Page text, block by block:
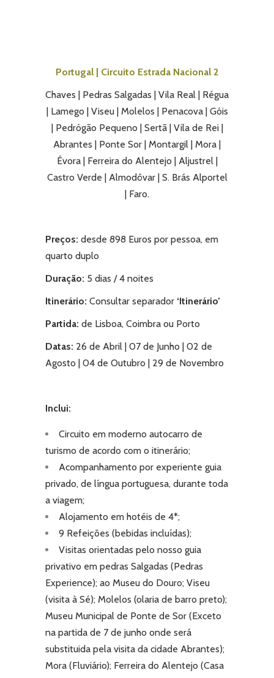
Portugal | Circuito Estrada Nacional 2
Chaves | Pedras Salgadas | Vila Real | Régua
| Lamego | Viseu | Molelos | Penacova | Góis
| Pedrógão Pequeno | Sertã | Vila de Rei |
Abrantes | Ponte Sor | Montargil | Mora |
Évora | Ferreira do Alentejo | Aljustrel |
Castro Verde | Almodôvar | S. Brás Alportel
| Faro.
Preços: desde 898 Euros por pessoa, em
quarto duplo
Duração: 5 dias / 4 noites
Itinerário: Consultar separador ‘Itinerário’
Partida: de Lisboa, Coimbra ou Porto
Datas: 26 de Abril | 07 de Junho | 02 de
Agosto | 04 de Outubro | 29 de Novembro
Inclui:
Circuito em moderno autocarro de
turismo de acordo com o itinerário;
Acompanhamento por experiente guia
privado, de língua portuguesa, durante toda
a viagem;
Alojamento em hotéis de 4*;
9 Refeições (bebidas incluídas);
Visitas orientadas pelo nosso guia
privativo em pedras Salgadas (Pedras
Experience); ao Museu do Douro; Viseu
(visita à Sé); Molelos (olaria de barro preto);
Museu Municipal de Ponte de Sor (Exceto
na partida de 7 de junho onde será
substituida pela visita da cidade Abrantes);
Mora (Fluviário); Ferreira do Alentejo (Casa